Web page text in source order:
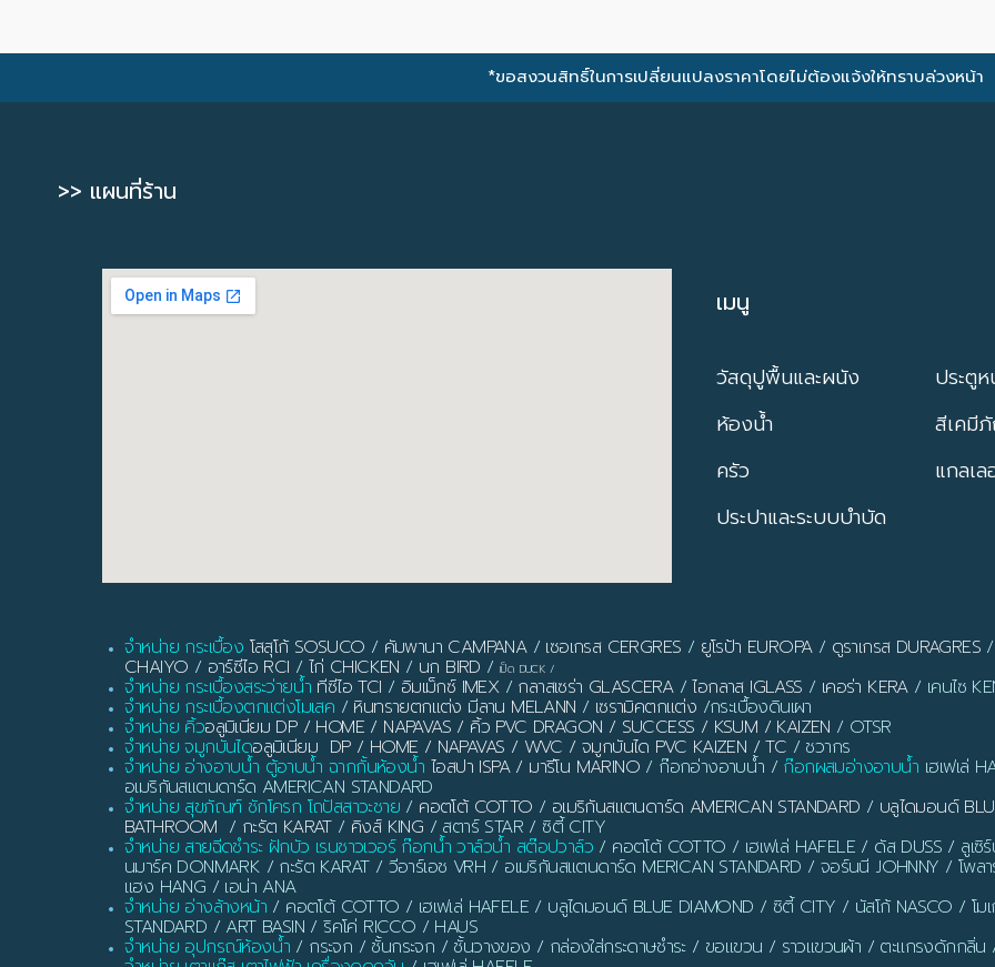
*ขอสงวนสิทธิ์ในการเปลี่ยนแปลงราคาโดยไม่ต้องแจ้งให้ทราบล่วงหน้า
>> แผนที่ร้าน
เมนู
วัสดุปูพื้นและผนัง
ห้องน้ำ
ครัว
ประปาและระบบบำบัด
ประตูห
สีเคมี
แกลเล
จำหน่าย กระเบื้อง โสสุโก้ SOSUCO / คัมพานา CAMPANA/ เซอเกรส CERGRES / ยูโรป้า EUROPA/ ดูราเกรส DURAGRES /
CHAIYO / อาร์ซีไอ RCI / ไก่ CHICKEN / นก BIRD / เป็ด DUCK /
จำหน่าย กระเบื้องสระว่ายน้ำ ทีซีไอ TCI / อิมเม็กซ์ IMEX/ กลาสเซร่า GLASCERA/ไอกลาส IGLASS / เคอร่า KERA/ เคนไซ
จำหน่าย กระเบื้องตกแต่งโมเสค / หินทรายตกแต่ง มีลาน MELANN / เซรามิคตกแต่ง /กระเบื้องดินเผา
จำหน่าย คิ้วอลูมิเนียม DP / HOME / NAPAVAS / คิ้ว PVC DRAGON / SUCCESS / KSUM / KAIZEN / OTSR
จำหน่าย จมูกบันไดอลูมิเนียม DP / HOME / NAPAVAS / WVC / จมูกบันได PVC KAIZEN / TC / ชวากร
จำหน่าย อ่างอาบน้ำ ตู้อาบน้ำ ฉากกั้นห้องน้ำ ไอสปา ISPA / มารีโน MARINO / ก๊อกอ่างอาบน้ำ / ก๊อกผสมอ่างอาบน้ำ เฮเฟเล่
อเมริกันสแตนดาร์ด AMERICAN STANDARD
จำหน่าย สุขภัณฑ์ ชักโครก โถปัสสาวะชาย / คอตโต้ COTTO / อเมริกันสแตนดาร์ด AMERICAN STANDARD / บลูไดมอนด์
BATHROOM / กะรัต KARAT/ คิงส์ KING / สตาร์ STAR / ซิตี้ CITY
จำหน่าย สายฉีดชำระ ฝักบัว เรนชาวเวอร์ ก๊อกน้ำ วาล์วน้ำ สต๊อปวาล์ว / คอตโต้ COTTO / เฮเฟเล่ HAFELE / ดัส DUSS / ลูเ
นมาร์ค DONMARK / กะรัต KARAT / วีอาร์เอช VRH / อเมริกันสแตนดาร์ด MERICAN STANDARD / จอร์นนี JOHNNY / โ
แฮง HANG / เอน่า ANA
จำหน่าย อ่างล้างหน้า / คอตโต้ COTTO / เฮเฟเล่ HAFELE / บลูไดมอนด์ BLUE DIAMOND / ซิตี้ CITY / นัสโก้ NASCO / โม
STANDARD / ART BASIN / ริคโค่ RICCO / HAUS
จำหน่าย อุปกรณ์ห้องน้ำ / กระจก / ชั้นกระจก / ชั้นวางของ / กล่องใส่กระดาษชำระ / ขอแขวน / ราวแขวนผ้า / ตะแกรงดักก